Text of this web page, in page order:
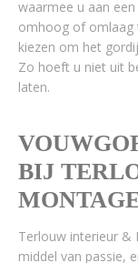
waarmee u aan
omhoog of omlaag
kiezen om het
Zo hoeft u niet uit
laten.
BIJ
Terlouw interieur &
middel van passie,